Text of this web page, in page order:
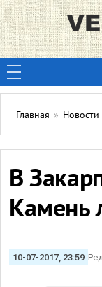
Главная » Новости
В
Камень
10-07-2017, 23:59